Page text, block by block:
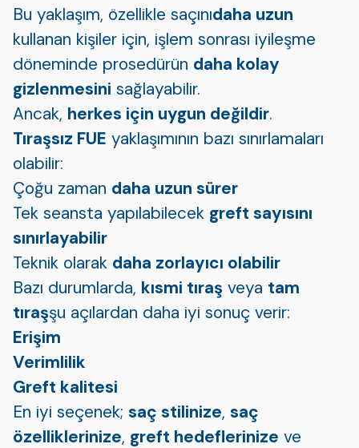
Bu yaklaşım, özellikle saçınıdaha uzun
kullanan kişiler için, işlem sonrası iyileşme
döneminde prosedürün daha kolay
gizlenmesini sağlayabilir.
Ancak, herkes için uygun değildir.
Tıraşsız FUE yaklaşımının bazı sınırlamaları
olabilir:
Çoğu zaman daha uzun sürer
Tek seansta yapılabilecek greft sayısını
sınırlayabilir
Teknik olarak daha zorlayıcı olabilir
Bazı durumlarda, kısmi tıraş veya tam
tıraşşu açılardan daha iyi sonuç verir:
Erişim
Verimlilik
Greft kalitesi
En iyi seçenek; saç stilinize, saç
özelliklerinize, greft hedeflerinize ve